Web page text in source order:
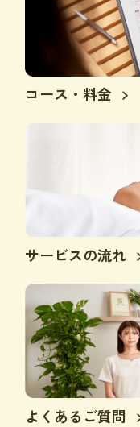
コース・料金
サービスの流れ
よくあるご質問